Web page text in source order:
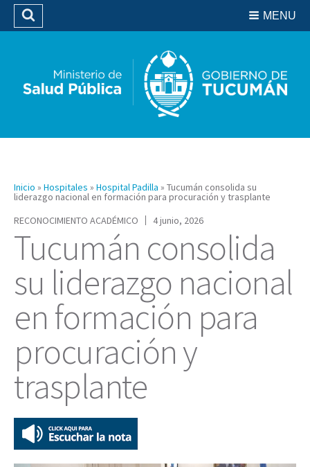
Biblioteca
MENU
Buscar
Inicio » Hospitales » Hospital Padilla » Tucumán consolida su
liderazgo nacional en formación para procuración y trasplante
RECONOCIMIENTO ACADÉMICO
4 junio, 2026
Tucumán consolida
su liderazgo nacional
en formación para
procuración y
trasplante